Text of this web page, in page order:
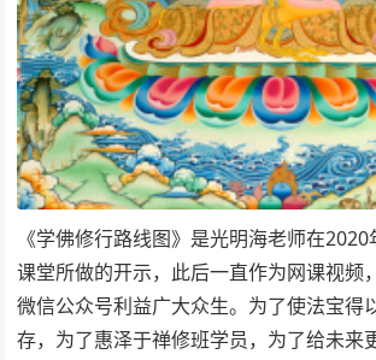
《学佛修行路线图》是光明海老师在
课堂所做的开示，此后一直作为网课视频
微信公众号利益广大众生。为了使法宝得
存，为了惠泽于禅修班学员，为了给未来